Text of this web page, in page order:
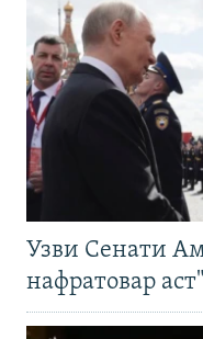
Узви Сенати
нафратовар аст"